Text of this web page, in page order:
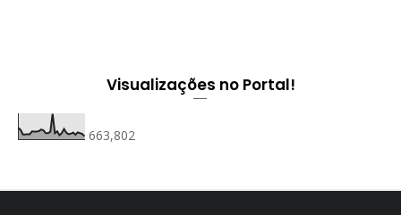
Visualizações no Portal!
663,802